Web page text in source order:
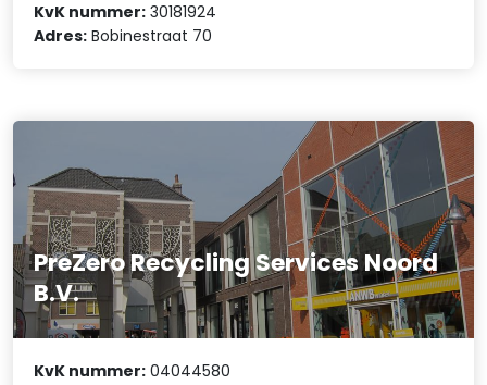
KvK nummer: 30181924
Adres: Bobinestraat 70
PreZero Recycling Services Noord
B.V.
KvK nummer: 04044580